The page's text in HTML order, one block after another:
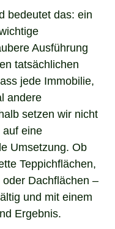
bedeutet das: ein
Ausführung
tatsächlichen
jede Immobilie,
andere
setzen wir nicht
eine
Umsetzung. Ob
Teppichflächen,
Dachflächen –
und mit einem
Ergebnis.